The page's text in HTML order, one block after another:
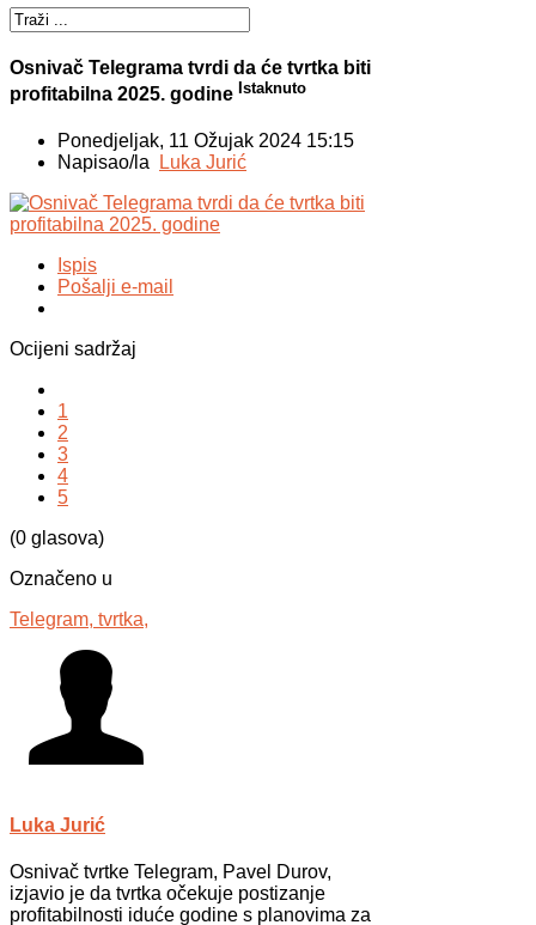
Osnivač Telegrama tvrdi da će tvrtka biti
profitabilna 2025. godine Istaknuto
Ponedjeljak, 11 Ožujak 2024 15:15
Napisao/la Luka Jurić
Ispis
Pošalji e-mail
Ocijeni sadržaj
1
2
3
4
5
(0 glasova)
Označeno u
Telegram, tvrtka,
Luka Jurić
Osnivač tvrtke Telegram, Pavel Durov,
izjavio je da tvrtka očekuje postizanje
profitabilnosti iduće godine s planovima za